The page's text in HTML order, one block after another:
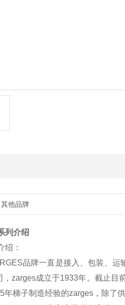
其他品牌
列介绍
：
品牌一直是接入、包装、运
，zarges成立于1933年。截止目
年梯子制造经验的zarges，除了